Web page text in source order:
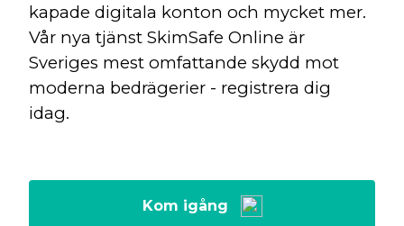
kapade digitala konton och mycket mer.
Vår nya tjänst SkimSafe Online är
Sveriges mest omfattande skydd mot
moderna bedrägerier - registrera dig
idag.
Kom igång